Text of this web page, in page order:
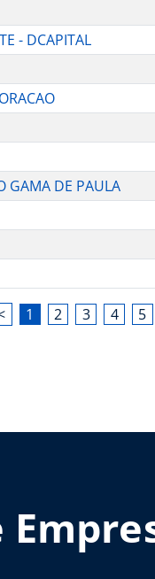
- DCAPITAL
GAMA DE PAULA
1 2 3 4 5